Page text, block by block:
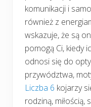
komunikacji i
również z
wskazuje, że są
pomogą Ci, kiedy
odnosi się do
przywództwa,
Liczba 6 kojarzy
rodziną, miłością,